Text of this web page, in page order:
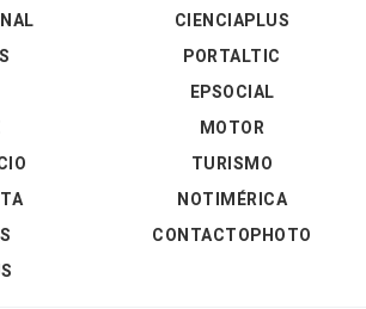
CIENCIAPLUS
PORTALTIC
EPSOCIAL
MOTOR
TURISMO
NOTIMÉRICA
CONTACTOPHOTO